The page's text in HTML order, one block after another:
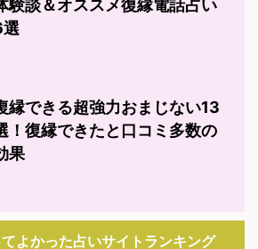
験談＆オススメ復縁電話占い
縁できる超強力おまじない13
！復縁できたと口コミ多数の
果
てよかった占いサイトランキング